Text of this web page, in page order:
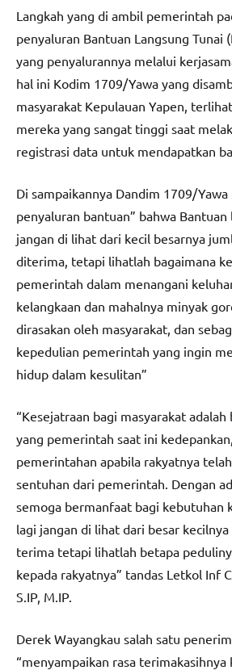
Langkah yang di ambil pemerintah
penyaluran Bantuan Langsung Tunai
yang penyalurannya melalui
hal ini Kodim 1709/Yawa yang
masyarakat Kepulauan Yapen,
mereka yang sangat tinggi saat
registrasi data untuk mendapatkan
Di sampaikannya Dandim 1709/
penyaluran bantuan” bahwa Bantuan
jangan di lihat dari kecil besarnya
diterima, tetapi lihatlah bagaimana
pemerintah dalam menangani
kelangkaan dan mahalnya minyak
dirasakan oleh masyarakat, dan
kepedulian pemerintah yang ingin
hidup dalam kesulitan”
“Kesejatraan bagi masyarakat
yang pemerintah saat ini
pemerintahan apabila rakyatnya
sentuhan dari pemerintah. Dengan
semoga bermanfaat bagi kebutuhan
lagi jangan di lihat dari besar
terima tetapi lihatlah betapa
kepada rakyatnya” tandas Letkol Inf
S.IP, M.IP.
Derek Wayangkau salah satu
“menyampaikan rasa